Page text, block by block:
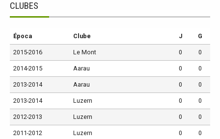
CLUBES
Época Clube J G
2015-2016 Le Mont 0 0
2014-2015 Aarau 0 0
2013-2014 Aarau 0 0
2013-2014 Luzern 0 0
2012-2013 Luzern 0 0
2011-2012 Luzern 0 0